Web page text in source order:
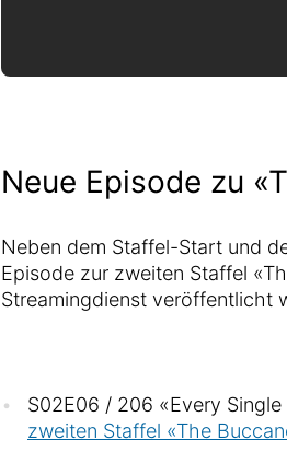
Neue Episode zu
Neben dem Staffel-Start und
Episode zur zweiten Staffel
Streamingdienst veröffentlicht
S02E06 / 206 «Every
zweiten Staffel «The